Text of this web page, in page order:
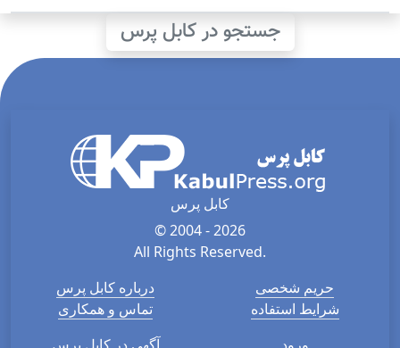
جستجو در کابل پرس
کابل پرس
© 2004 - 2026
All Rights Reserved.
درباره کابل پرس
تماس و همکاری
حریم شخصی
شرایط استفاده